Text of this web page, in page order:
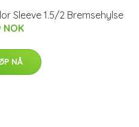
Sleeve 1.5/2 Bremsehylse
NOK
NÅ